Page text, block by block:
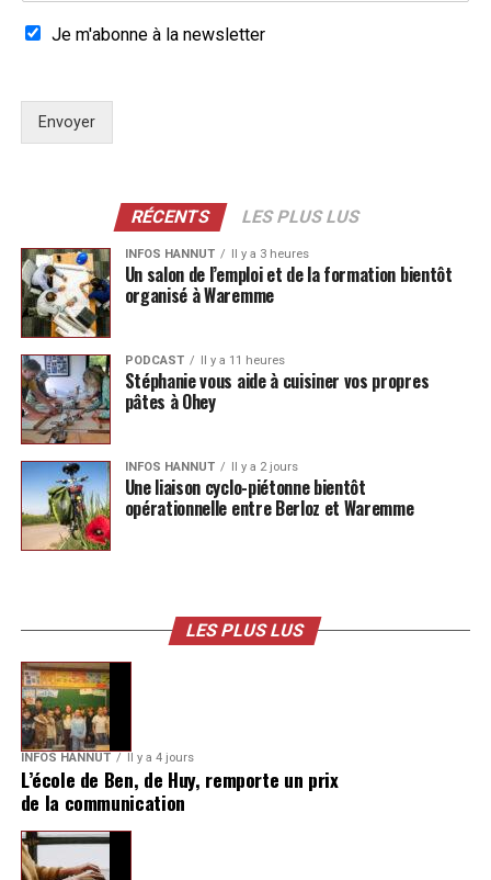
Je m'abonne à la newsletter
Envoyer
RÉCENTS LES PLUS LUS
INFOS HANNUT Il y a 3 heures
Un salon de l’emploi et de la formation bientôt
organisé à Waremme
PODCAST Il y a 11 heures
Stéphanie vous aide à cuisiner vos propres
pâtes à Ohey
INFOS HANNUT Il y a 2 jours
Une liaison cyclo-piétonne bientôt
opérationnelle entre Berloz et Waremme
LES PLUS LUS
INFOS HANNUT Il y a 4 jours
L’école de Ben, de Huy, remporte un prix
de la communication